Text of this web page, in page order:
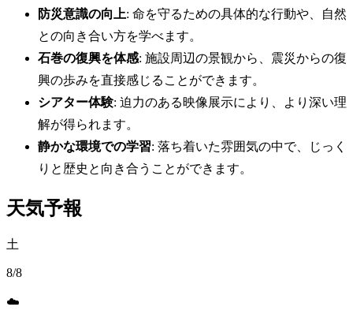
防災意識の向上: 命を守るための具体的な行動や、自然
との向き合い方を学べます。
石巻の復興を体感: 施設周辺の景観から、震災からの復
興の歩みを直接感じることができます。
シアター体験: 迫力のある映像展示により、より深い理
解が得られます。
静かな環境での学習: 落ち着いた雰囲気の中で、じっく
りと歴史と向き合うことができます。
天気予報
土
8/8
☁️